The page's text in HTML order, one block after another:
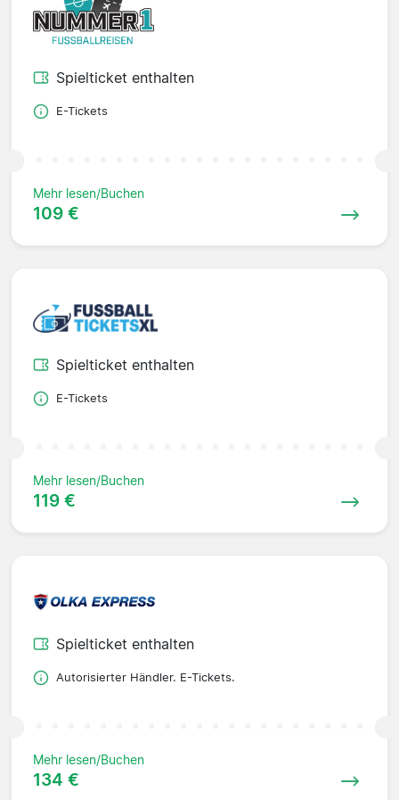
Spielticket enthalten
E-Tickets
Mehr lesen/Buchen
109 €
Spielticket enthalten
E-Tickets
Mehr lesen/Buchen
119 €
Spielticket enthalten
Autorisierter Händler. E-Tickets.
Mehr lesen/Buchen
134 €